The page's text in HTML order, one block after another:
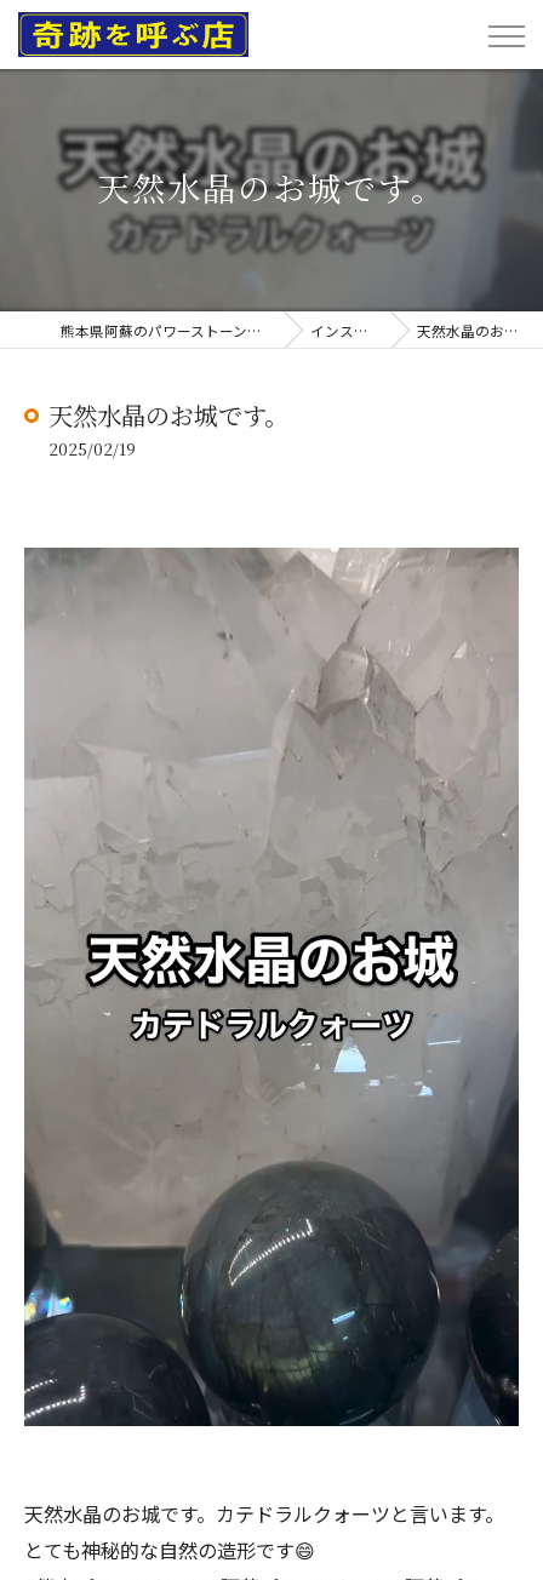
天然水晶のお城です。
熊本県阿蘇のパワーストーンなら奇跡を呼ぶ店 インスタグラム 天然水晶のお城です。
天然水晶のお城です。
2025/02/19
天然水晶のお城です。カテドラルクォーツと言います。
とても神秘的な自然の造形です😄